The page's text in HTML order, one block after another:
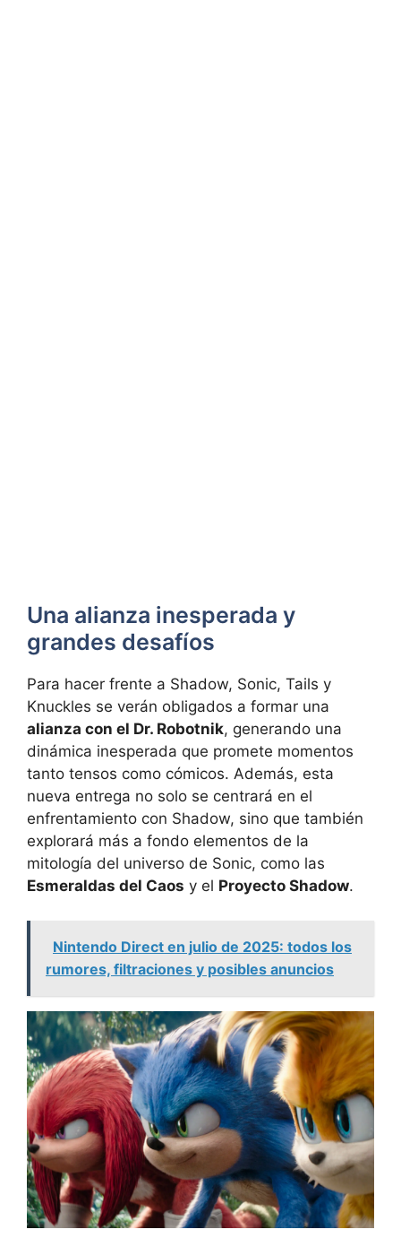
Una alianza inesperada y
grandes desafíos
Para hacer frente a Shadow, Sonic, Tails y
Knuckles se verán obligados a formar una
alianza con el Dr. Robotnik, generando una
dinámica inesperada que promete momentos
tanto tensos como cómicos. Además, esta
nueva entrega no solo se centrará en el
enfrentamiento con Shadow, sino que también
explorará más a fondo elementos de la
mitología del universo de Sonic, como las
Esmeraldas del Caos y el Proyecto Shadow.
Nintendo Direct en julio de 2025: todos los
rumores, filtraciones y posibles anuncios